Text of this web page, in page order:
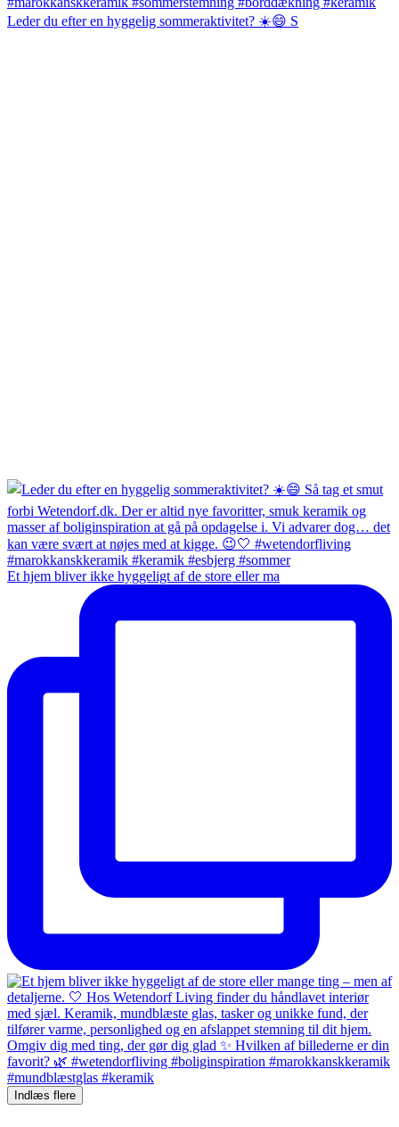
Leder du efter en hyggelig sommeraktivitet? ☀️😄 S
Et hjem bliver ikke hyggeligt af de store eller ma
Indlæs flere